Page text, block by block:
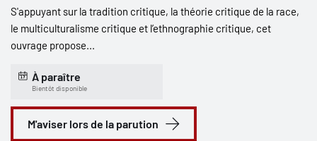
S'appuyant sur la tradition critique, la théorie critique de la race,
le multiculturalisme critique et l’ethnographie critique, cet
ouvrage propose...
À paraître
Bientôt disponible
M'aviser lors de la parution